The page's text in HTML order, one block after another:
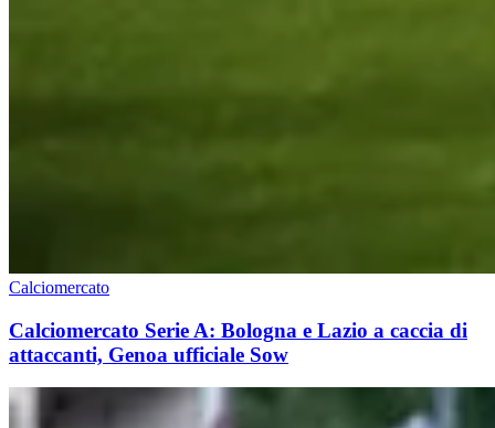
Calciomercato
Calciomercato Serie A: Bologna e Lazio a caccia di
attaccanti, Genoa ufficiale Sow